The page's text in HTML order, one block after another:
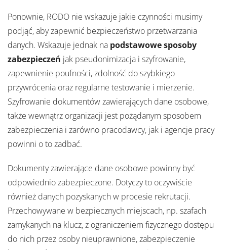
Ponownie, RODO nie wskazuje jakie czynności musimy
podjąć, aby zapewnić bezpieczeństwo przetwarzania
danych. Wskazuje jednak na podstawowe sposoby
zabezpieczeń jak pseudonimizacja i szyfrowanie,
zapewnienie poufności, zdolność do szybkiego
przywrócenia oraz regularne testowanie i mierzenie.
Szyfrowanie dokumentów zawierających dane osobowe,
także wewnątrz organizacji jest pożądanym sposobem
zabezpieczenia i zarówno pracodawcy, jak i agencje pracy
powinni o to zadbać.
Dokumenty zawierające dane osobowe powinny być
odpowiednio zabezpieczone. Dotyczy to oczywiście
również danych pozyskanych w procesie rekrutacji.
Przechowywane w bezpiecznych miejscach, np. szafach
zamykanych na klucz, z ograniczeniem fizycznego dostępu
do nich przez osoby nieuprawnione, zabezpieczenie